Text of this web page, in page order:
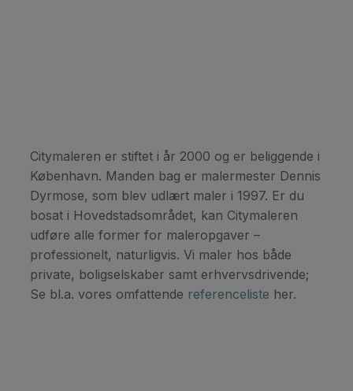
Citymaleren er stiftet i år 2000 og er beliggende i
København. Manden bag er malermester Dennis
Dyrmose, som blev udlært maler i 1997. Er du
bosat i Hovedstadsområdet, kan Citymaleren
udføre alle former for maleropgaver –
professionelt, naturligvis. Vi maler hos både
private, boligselskaber samt erhvervsdrivende;
Se bl.​a. vores omfattende referenceliste her.